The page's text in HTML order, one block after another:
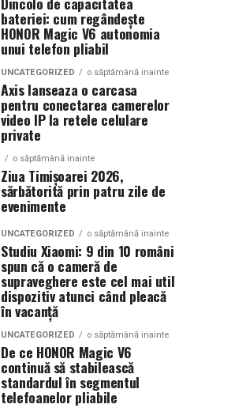
bateriei: cum regândește
HONOR Magic V6 autonomia
unui telefon pliabil
UNCATEGORIZED o săptămână inainte
Axis lanseaza o carcasa
pentru conectarea camerelor
video IP la retele celulare
private
o săptămână inainte
Ziua Timișoarei 2026,
sărbătorită prin patru zile de
evenimente
UNCATEGORIZED o săptămână inainte
Studiu Xiaomi: 9 din 10 români
spun că o cameră de
supraveghere este cel mai util
dispozitiv atunci când pleacă
în vacanță
UNCATEGORIZED o săptămână inainte
De ce HONOR Magic V6
continuă să stabilească
standardul în segmentul
telefoanelor pliabile